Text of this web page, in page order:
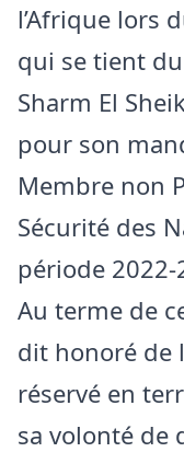
l’Afrique lors
qui se tient
Sharm El
pour son
Membre non
Sécurité des
période 2022-
Au terme de
dit honoré de
réservé en
sa volonté de